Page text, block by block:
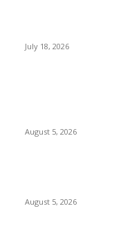
July 18, 2026
August 5, 2026
August 5, 2026